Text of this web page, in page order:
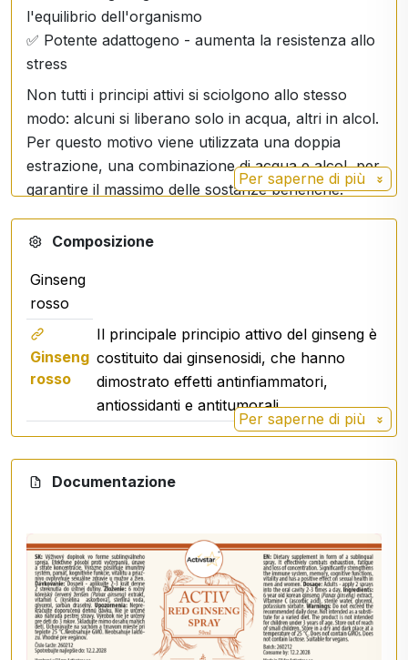
l'equilibrio dell'organismo
✅ Potente adattogeno - aumenta la resistenza allo
stress
Non tutti i principi attivi si sciolgono allo stesso
modo: alcuni si liberano solo in acqua, altri in alcol.
Per questo motivo viene utilizzata una doppia
estrazione, una combinazione di acqua e alcol, per
garantire il massimo delle sostanze benefiche.
Concedetevi il potere della natura per la salute e la
vitalità!
per 330 usi
Per saperne di più
Composizione
Ginseng
rosso
Ginseng
rosso
Il principale principio attivo del ginseng è
costituito dai ginsenosidi, che hanno
dimostrato effetti antinfiammatori,
antiossidanti e antitumorali.
Per saperne di più
Documentazione